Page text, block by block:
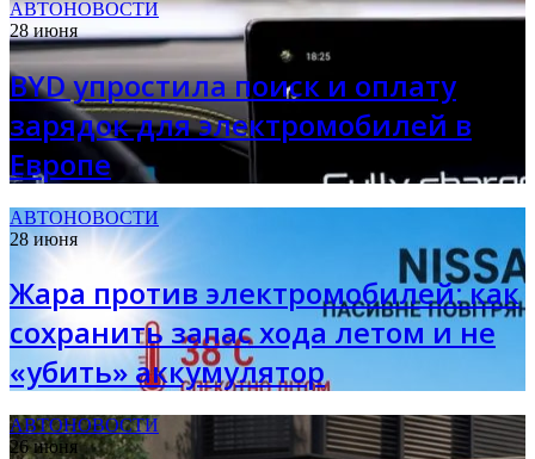
АВТОНОВОСТИ
28 июня
BYD упростила поиск и оплату
зарядок для электромобилей в
Европе
АВТОНОВОСТИ
28 июня
Жара против электромобилей: как
сохранить запас хода летом и не
«убить» аккумулятор
АВТОНОВОСТИ
26 июня